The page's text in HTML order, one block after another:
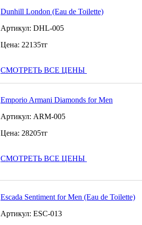
Dunhill London (Eau de Toilette)
Артикул: DHL-005
Цена: 22135тг
СМОТРЕТЬ ВСЕ ЦЕНЫ
Emporio Armani Diamonds for Men
Артикул: ARM-005
Цена: 28205тг
СМОТРЕТЬ ВСЕ ЦЕНЫ
Escada Sentiment for Men (Eau de Toilette)
Артикул: ESC-013